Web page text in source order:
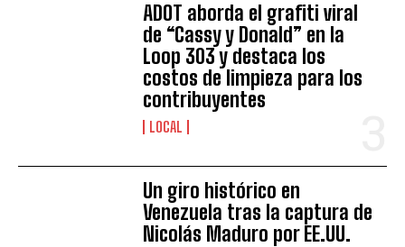
ADOT aborda el grafiti viral
de “Cassy y Donald” en la
Loop 303 y destaca los
costos de limpieza para los
contribuyentes
LOCAL
Un giro histórico en
Venezuela tras la captura de
Nicolás Maduro por EE.UU.